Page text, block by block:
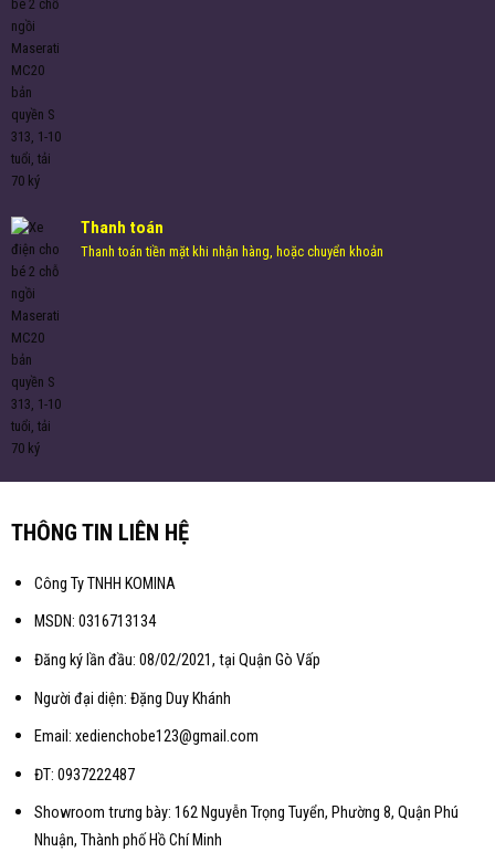
Thanh toán
Thanh toán tiền mặt khi nhận hàng, hoặc chuyển khoản
THÔNG TIN LIÊN HỆ
Công Ty TNHH KOMINA
MSDN: 0316713134
Đăng ký lần đầu: 08/02/2021, tại Quận Gò Vấp
Người đại diện: Đặng Duy Khánh
Email: xedienchobe123@gmail.com
ĐT: 0937222487
Showroom trưng bày: 162 Nguyễn Trọng Tuyển, Phường 8, Quận Phú
Nhuận, Thành phố Hồ Chí Minh